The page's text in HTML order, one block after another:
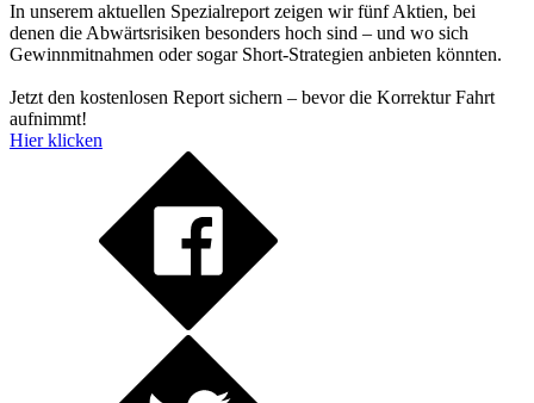
In unserem aktuellen Spezialreport zeigen wir fünf Aktien, bei
denen die Abwärtsrisiken besonders hoch sind – und wo sich
Gewinnmitnahmen oder sogar Short-Strategien anbieten könnten.
Jetzt den kostenlosen Report sichern – bevor die Korrektur Fahrt
aufnimmt!
Hier klicken